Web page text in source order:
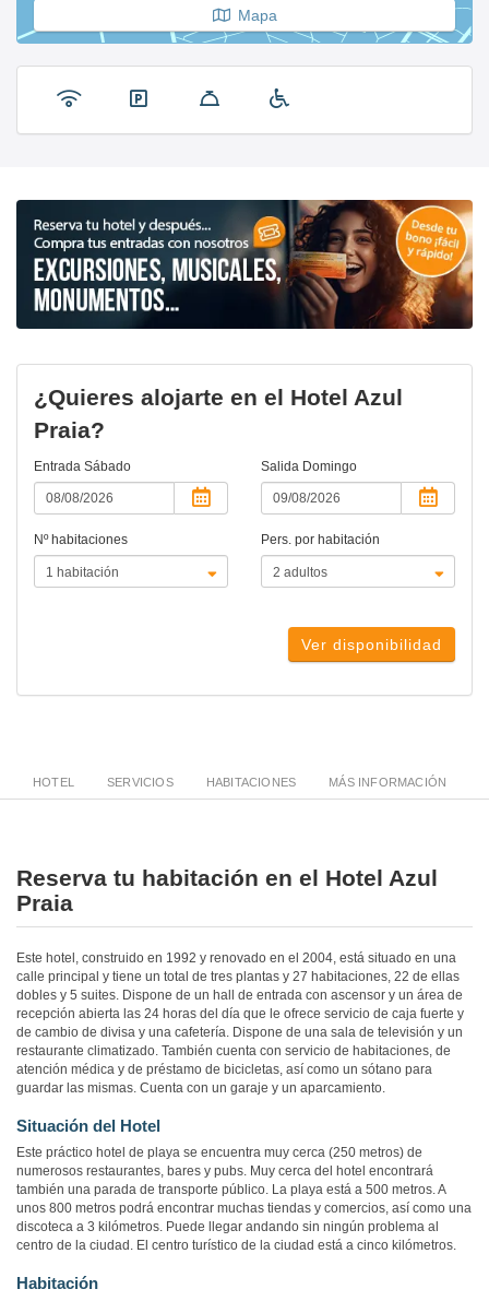
Mapa
¿Quieres alojarte en el Hotel Azul
Praia?
Entrada Sábado Salida Domingo
Nº habitaciones Pers. por habitación
Ver disponibilidad
HOTEL SERVICIOS HABITACIONES MÁS INFORMACIÓN
Reserva tu habitación en el Hotel Azul
Praia
Este hotel, construido en 1992 y renovado en el 2004, está situado en una
calle principal y tiene un total de tres plantas y 27 habitaciones, 22 de ellas
dobles y 5 suites. Dispone de un hall de entrada con ascensor y un área de
recepción abierta las 24 horas del día que le ofrece servicio de caja fuerte y
de cambio de divisa y una cafetería. Dispone de una sala de televisión y un
restaurante climatizado. También cuenta con servicio de habitaciones, de
atención médica y de préstamo de bicicletas, así como un sótano para
guardar las mismas. Cuenta con un garaje y un aparcamiento.
Situación del Hotel
Este práctico hotel de playa se encuentra muy cerca (250 metros) de
numerosos restaurantes, bares y pubs. Muy cerca del hotel encontrará
también una parada de transporte público. La playa está a 500 metros. A
unos 800 metros podrá encontrar muchas tiendas y comercios, así como una
discoteca a 3 kilómetros. Puede llegar andando sin ningún problema al
centro de la ciudad. El centro turístico de la ciudad está a cinco kilómetros.
Habitación